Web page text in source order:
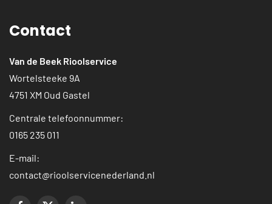
Contact
Van de Beek Rioolservice
Wortelsteeke 9A
4751 XM Oud Gastel
Centrale telefoonnummer:
0165 235 011
E-mail:
contact@rioolservicenederland.nl